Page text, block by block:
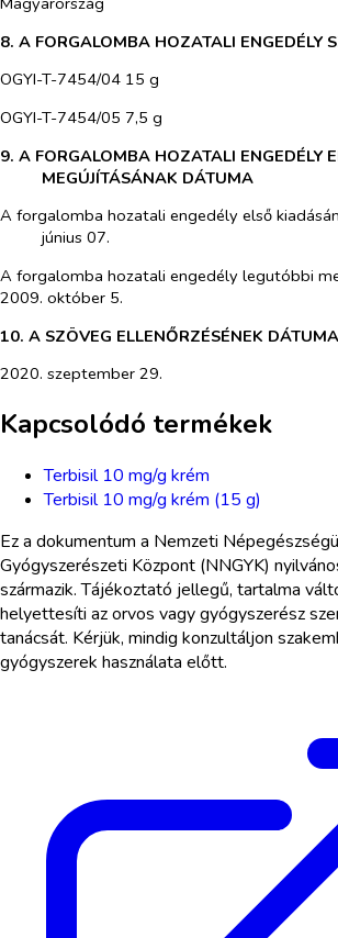
8. A FORGALOMBA HOZATALI ENGEDÉLY
OGYI-T-7454/04 15 g
OGYI-T-7454/05 7,5 g
9. A FORGALOMBA HOZATALI ENGEDÉLY
MEGÚJÍTÁSÁNAK DÁTUMA
A forgalomba hozatali engedély első
június 07.
A forgalomba hozatali engedély legutóbbi
2009. október 5.
10. A SZÖVEG ELLENŐRZÉSÉNEK DÁTUMA
2020. szeptember 29.
Kapcsolódó termékek
Terbisil 10 mg/g krém
Terbisil 10 mg/g krém (15 g)
Ez a dokumentum a Nemzeti
Gyógyszerészeti Központ (NNGYK)
származik. Tájékoztató jellegű, tartalma
helyettesíti az orvos vagy gyógyszerész
tanácsát. Kérjük, mindig konzultáljon
gyógyszerek használata előtt.